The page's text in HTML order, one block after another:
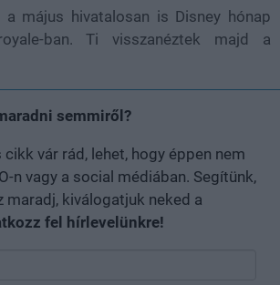
a május hivatalosan is Disney hónap
ban. Ti visszanéztek majd a
semmiről?
cikk vár rád, lehet, hogy éppen nem
n vagy a social médiában. Segítünk,
maradj, kiválogatjuk neked a
fel hírlevelünkre!